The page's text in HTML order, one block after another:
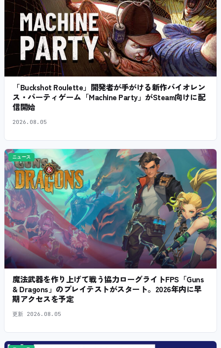
「Buckshot Roulette」開発者が手がける新作バイオレン
ス・パーティゲーム「Machine Party」がSteam向けに配
信開始
2026.08.05
ニュース
魔法武器を作り上げて戦う協力ローグライトFPS「Guns
& Dragons」のプレイテストがスタート。2026年内に早
期アクセスを予定
更新 2026.08.05